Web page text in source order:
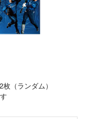
（ランダム）